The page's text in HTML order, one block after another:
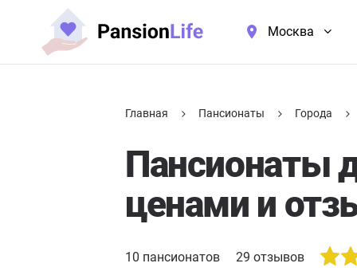
Москва
Главная Пансионаты Города
Пансионаты
ценами и
10 пансионатов 29 отзывов